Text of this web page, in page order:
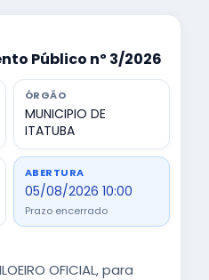
Público nº 3/2026
ÓRGÃO
MUNICIPIO DE
ITATUBA
ABERTURA
05/08/2026 10:00
Prazo encerrado
OFICIAL, para